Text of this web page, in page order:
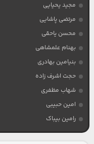
مجید یحیایی
مرتضی پاشایی
محسن یاحقی
بهنام علمشاهی
بنیامین بهادری
حجت اشرف زاده
شهاب مظفری
امین حبیبی
رامین بیباک